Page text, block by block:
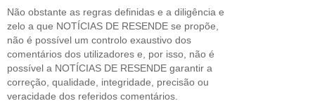
Não obstante as regras definidas e a diligência e
zelo a que NOTÍCIAS DE RESENDE se propõe,
não é possível um controlo exaustivo dos
comentários dos utilizadores e, por isso, não é
possível a NOTÍCIAS DE RESENDE garantir a
correção, qualidade, integridade, precisão ou
veracidade dos referidos comentários.